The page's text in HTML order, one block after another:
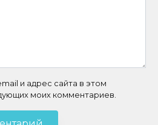
и адрес сайта в этом
моих комментариев.